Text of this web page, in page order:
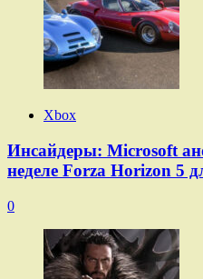
Xbox
Инсайдеры: Microsoft
неделе Forza Horizon 5
0